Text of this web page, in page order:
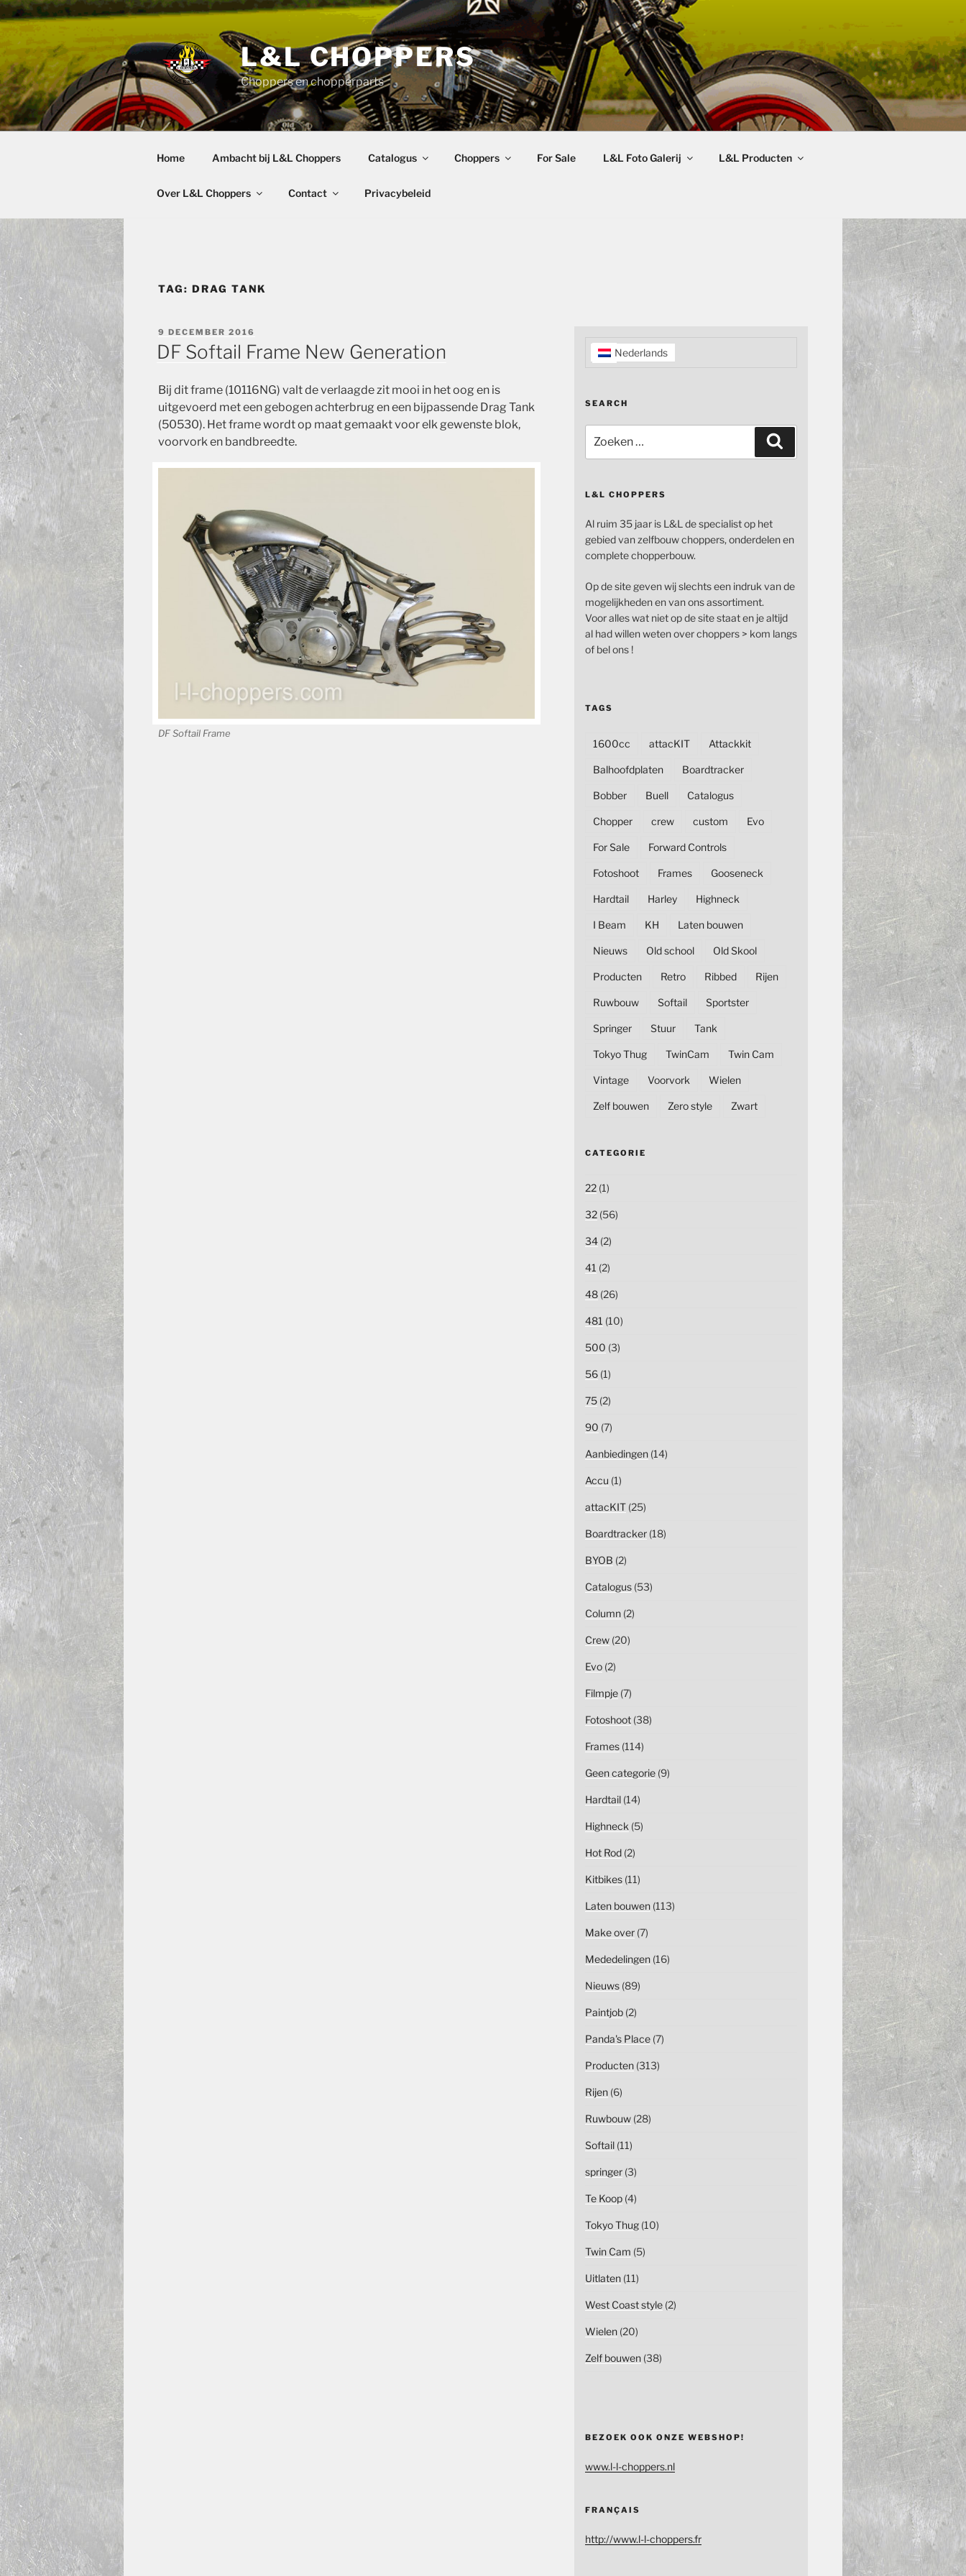
Ga
naar
inhoud
L&L CHOPPERS
Choppers en chopperparts
Home Ambacht bij L&L Choppers Catalogus Choppers For Sale L&L Foto Galerij L&L Producten
Over L&L Choppers Contact Privacybeleid
TAG: DRAG TANK
GEPLAATST
OP
9 DECEMBER 2016
DF Softail Frame New Generation
Bij dit frame (10116NG) valt de verlaagde zit mooi in het oog en is
uitgevoerd met een gebogen achterbrug en een bijpassende Drag Tank
(50530). Het frame wordt op maat gemaakt voor elk gewenste blok,
voorvork en bandbreedte.
DF Softail Frame
Nederlands
SEARCH
naar:
L&L CHOPPERS
Al ruim 35 jaar is L&L de specialist op het
gebied van zelfbouw choppers, onderdelen en
complete chopperbouw.
Op de site geven wij slechts een indruk van de
mogelijkheden en van ons assortiment.
Voor alles wat niet op de site staat en je altijd
al had willen weten over choppers > kom langs
of bel ons !
TAGS
1600cc attacKIT Attackkit
Balhoofdplaten Boardtracker
Bobber Buell Catalogus
Chopper crew custom Evo
For Sale Forward Controls
Fotoshoot Frames Gooseneck
Hardtail Harley Highneck
I Beam KH Laten bouwen
Nieuws Old school Old Skool
Producten Retro Ribbed Rijen
Ruwbouw Softail Sportster
Springer Stuur Tank
Tokyo Thug TwinCam Twin Cam
Vintage Voorvork Wielen
Zelf bouwen Zero style Zwart
CATEGORIE
22(1)
32(56)
34(2)
41 (2)
48(26)
481 (10)
500 (3)
56(1)
75(2)
90 (7)
Aanbiedingen(14)
Accu (1)
attacKIT(25)
Boardtracker(18)
BYOB (2)
Catalogus(53)
Column(2)
Crew(20)
Evo(2)
Filmpje(7)
Fotoshoot(38)
Frames(114)
Geen categorie(9)
Hardtail(14)
Highneck (5)
Hot Rod(2)
Kitbikes(11)
Laten bouwen(113)
Make over(7)
Mededelingen(16)
Nieuws(89)
Paintjob(2)
Panda's Place(7)
Producten(313)
Rijen(6)
Ruwbouw(28)
Softail(11)
springer(3)
Te Koop(4)
Tokyo Thug(10)
Twin Cam (5)
Uitlaten(11)
West Coast style(2)
Wielen(20)
Zelf bouwen(38)
BEZOEK OOK ONZE WEBSHOP!
www.l-l-choppers.nl
FRANÇAIS
http://www.l-l-choppers.fr